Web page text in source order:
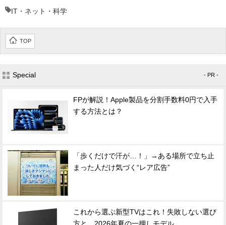
IT・ネット・科学
TOP
Special - PR -
FPが解説！Apple製品を分割手数料0円で入手
する方法とは？
「歩くだけで汗が…！」→ある場所で立ち止
まった人だけ気づく“レア広告”
これから選ぶ新型TVはこれ！失敗しない選び